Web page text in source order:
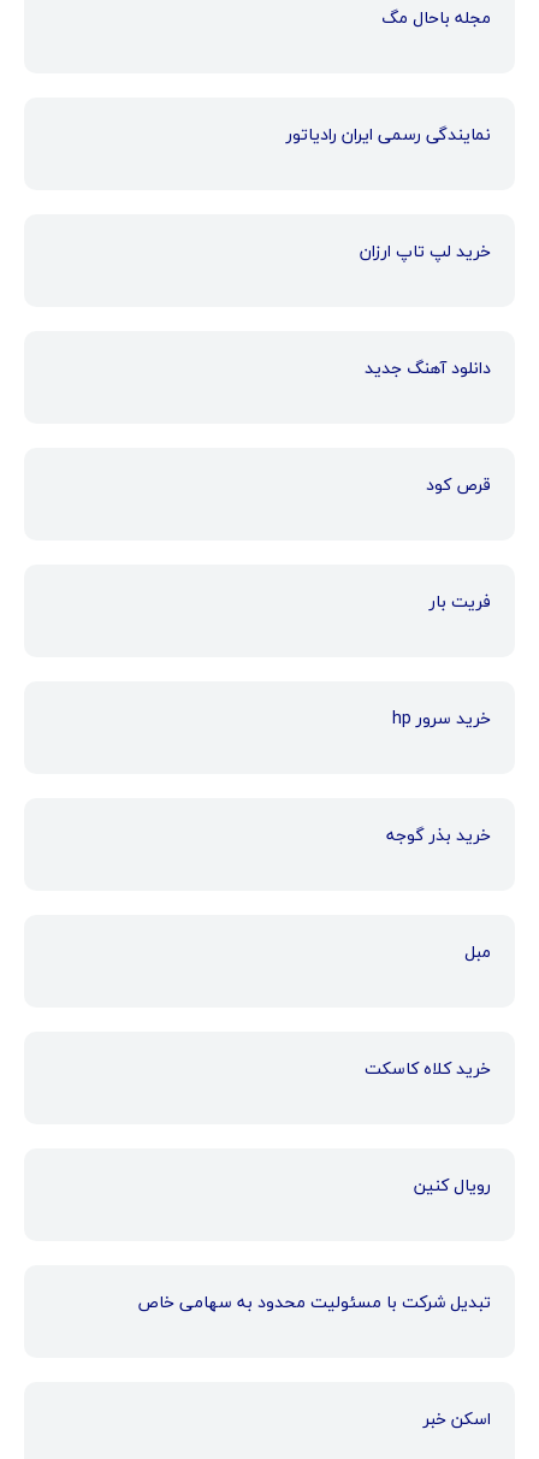
مجله باحال مگ
نمایندگی رسمی ایران رادیاتور
خرید لپ تاپ ارزان
دانلود آهنگ جدید
قرص کود
فریت بار
خرید سرور hp
خرید بذر گوجه
مبل
خرید کلاه کاسکت
رویال کنین
تبدیل شرکت با مسئولیت محدود به سهامی خاص
اسکن خبر